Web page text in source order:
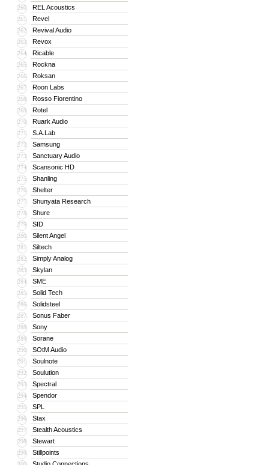
260 REL Acoustics
261 Revel
262 Revival Audio
263 Revox
264 Ricable
265 Rockna
266 Roksan
267 Roon Labs
268 Rosso Fiorentino
269 Rotel
270 Ruark Audio
271 S.A.Lab
272 Samsung
273 Sanctuary Audio
274 Scansonic HD
275 Shanling
276 Shelter
277 Shunyata Research
278 Shure
279 SID
280 Silent Angel
281 Siltech
282 Simply Analog
283 Skylan
284 SME
285 Solid Tech
286 Solidsteel
287 Sonus Faber
288 Sony
289 Sorane
290 SOtM Audio
291 Soulnote
292 Soulution
293 Spectral
294 Spendor
295 SPL
296 Stax
297 Stealth Acoustics
298 Stewart
299 Stillpoints